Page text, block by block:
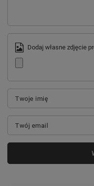
Dodaj własne zdjęcie
Twoje imię
Twój email